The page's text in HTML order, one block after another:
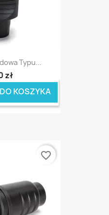
Typu...
zł
DO KOSZYKA
favorite_border